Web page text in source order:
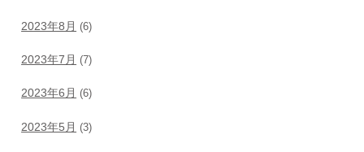
2023年8月 (6)
2023年7月 (7)
2023年6月 (6)
2023年5月 (3)